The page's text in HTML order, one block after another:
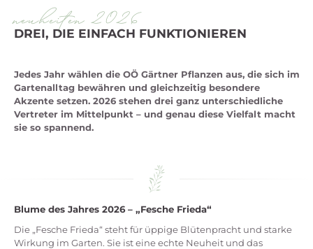
neuheiten 2026
DREI, DIE EINFACH FUNKTIONIEREN
Jedes Jahr wählen die OÖ Gärtner Pflanzen aus, die sich im
Gartenalltag bewähren und gleichzeitig besondere
Akzente setzen. 2026 stehen drei ganz unterschiedliche
Vertreter im Mittelpunkt – und genau diese Vielfalt macht
sie so spannend.
Blume des Jahres 2026 – „Fesche Frieda“
Die „Fesche Frieda“ steht für üppige Blütenpracht und starke
Wirkung im Garten. Sie ist eine echte Neuheit und das